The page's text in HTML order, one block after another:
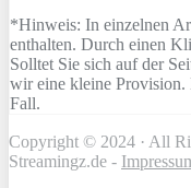
*Hinweis: In einzelnen
enthalten. Durch einen
Solltet Sie sich auf der
wir eine kleine Provision.
Fall.
Copyright © 2024 · All
Streamingz.de -